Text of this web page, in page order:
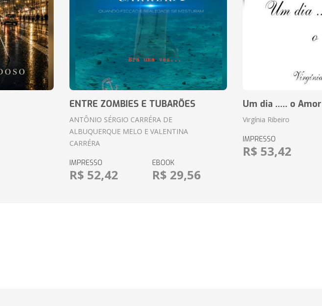
ENTRE ZOMBIES E TUBARÕES
ANTÔNIO SÉRGIO CARRÉRA DE
ALBUQUERQUE MELO E VALENTINA
CARRÉRA
IMPRESSO
R$ 52,42
EBOOK
R$ 29,56
Um dia ..... o Amor
Virgínia Ribeiro
IMPRESSO
R$ 53,42